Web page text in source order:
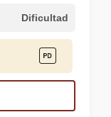
Dificultad